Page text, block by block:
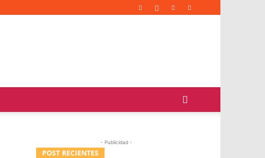
- Publicidad -
POST RECIENTES